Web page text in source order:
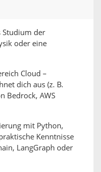
Studium der
oder eine
Cloud –
dich aus (z. B.
Bedrock, AWS
mit Python,
Kenntnisse
LangGraph oder